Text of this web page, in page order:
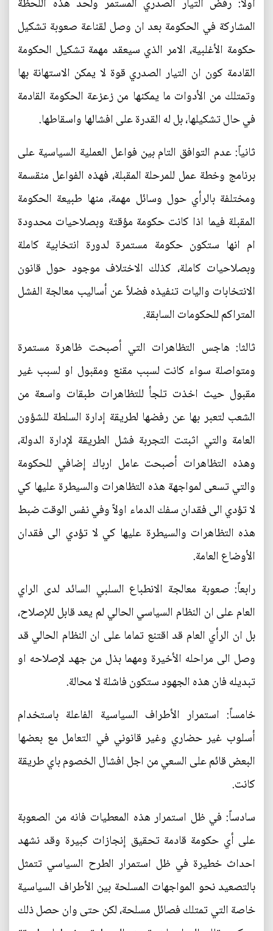
المشاركة في الحكومة بعد ان وصل لقناعة صعوبة تشكيل
حكومة الأغلبية، الامر الذي سيعقد مهمة تشكيل الحكومة
القادمة كون ان التيار الصدري قوة لا يمكن الاستهانة بها
وتمتلك من الأدوات ما يمكنها من زعزعة الحكومة القادمة
في حال تشكيلها، بل له القدرة على افشالها واسقاطها.
ثانياً: عدم التوافق التام بين فواعل العملية السياسية على
برنامج وخطة عمل للمرحلة المقبلة، فهذه الفواعل منقسمة
ومختلفة بالرأي حول وسائل مهمة، منها طبيعة الحكومة
المقبلة فيما اذا كانت حكومة مؤقتة وبصلاحيات محدودة
ام انها ستكون حكومة مستمرة لدورة انتخابية كاملة
وبصلاحيات كاملة، كذلك الاختلاف موجود حول قانون
الانتخابات واليات تنفيذه فضلاً عن أساليب معالجة الفشل
المتراكم للحكومات السابقة.
ثالثا: هاجس التظاهرات التي أصبحت ظاهرة مستمرة
ومتواصلة سواء كانت لسبب مقنع ومقبول او لسبب غير
مقبول حيث اخذت تلجأ للتظاهرات طبقات واسعة من
الشعب لتعبر بها عن رفضها لطريقة إدارة السلطة للشؤون
العامة والتي اثبتت التجربة فشل الطريقة لإدارة الدولة،
وهذه التظاهرات أصبحت عامل ارباك إضافي للحكومة
والتي تسعى لمواجهة هذه التظاهرات والسيطرة عليها كي
لا تؤدي الى فقدان سفك الدماء اولاً وفي نفس الوقت ضبط
هذه التظاهرات والسيطرة عليها كي لا تؤدي الى فقدان
الأوضاع العامة.
رابعاً: صعوبة معالجة الانطباع السلبي السائد لدى الراي
العام على ان النظام السياسي الحالي لم يعد قابل للإصلاح،
بل ان الرأي العام قد اقتنع تماما على ان النظام الحالي قد
وصل الى مراحله الأخيرة ومهما بذل من جهد لإصلاحه او
تبديله فان هذه الجهود ستكون فاشلة لا محالة.
خامساً: استمرار الأطراف السياسية الفاعلة باستخدام
أسلوب غير حضاري وغير قانوني في التعامل مع بعضها
البعض قائم على السعي من اجل افشال الخصوم باي طريقة
كانت.
سادساً: في ظل استمرار هذه المعطيات فانه من الصعوبة
على أي حكومة قادمة تحقيق إنجازات كبيرة وقد نشهد
احداث خطيرة في ظل استمرار الطرح السياسي تتمثل
بالتصعيد نحو المواجهات المسلحة بين الأطراف السياسية
خاصة التي تمتلك فصائل مسلحة، لكن حتى وان حصل ذلك